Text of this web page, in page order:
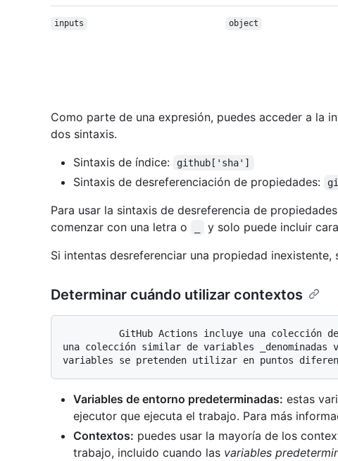
inputs object
Como parte de una expresión, puedes acceder a la
dos sintaxis.
Sintaxis de índice:
github['sha']
Sintaxis de desreferenciación de propiedades:
Para usar la sintaxis de desreferencia de
comenzar con una letra o
y solo puede incluir
Si intentas desreferenciar una propiedad inexistente,
Determinar cuándo utilizar contextos
una colección similar de variables _denominadas
Variables de entorno predeterminadas: estas
ejecutor que ejecuta el trabajo. Para más
Contextos: puedes usar la mayoría de los
trabajo, incluido cuando las variables